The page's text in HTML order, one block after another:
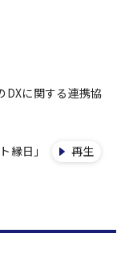
DXに関する連携協
縁日」 再生